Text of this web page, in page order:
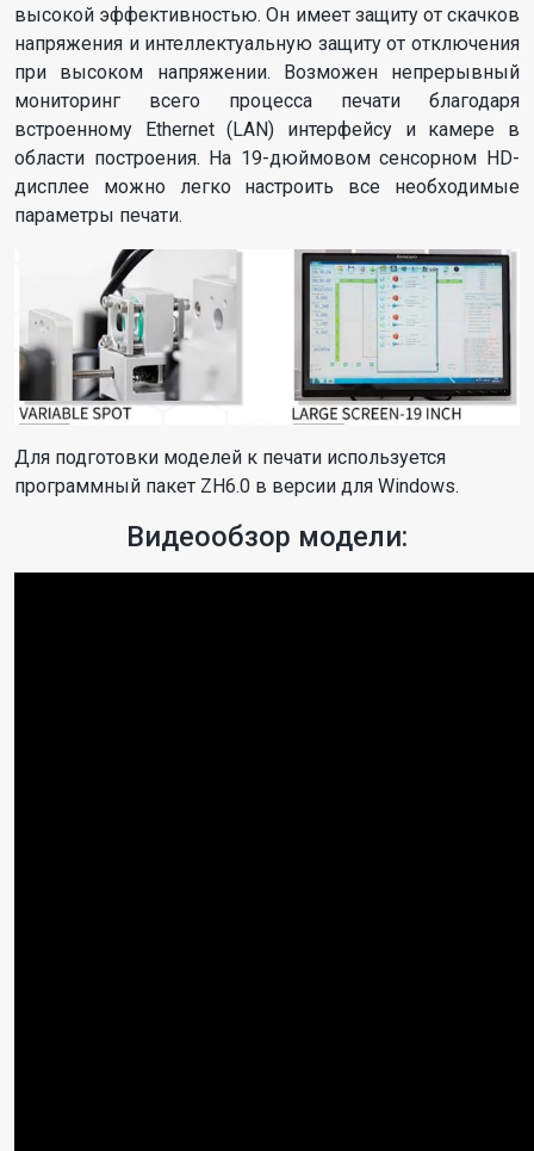
высокой эффективностью. Он имеет защиту от скачков
напряжения и интеллектуальную защиту от отключения
при высоком напряжении. Возможен непрерывный
мониторинг всего процесса печати благодаря
встроенному Ethernet (LAN) интерфейсу и камере в
области построения. На 19-дюймовом сенсорном HD-
дисплее можно легко настроить все необходимые
параметры печати.
Для подготовки моделей к печати используется
программный пакет ZH6.0 в версии для Windows.
Видеообзор модели: